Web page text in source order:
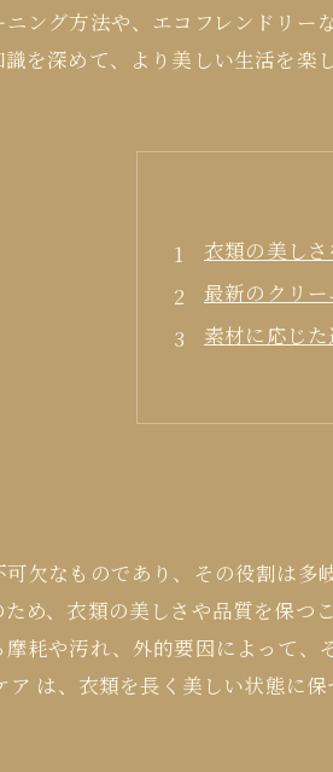
ング方法や、エコフレンドリ
を深めて、より美しい生活を楽
衣類の美し
最新のクリ
素材に応じ
家庭で実践
衣類の未来
欠なものであり、その役割は
め、衣類の美しさや品質を保
耗や汚れ、外的要因によって
は、衣類を長く美しい状態に保